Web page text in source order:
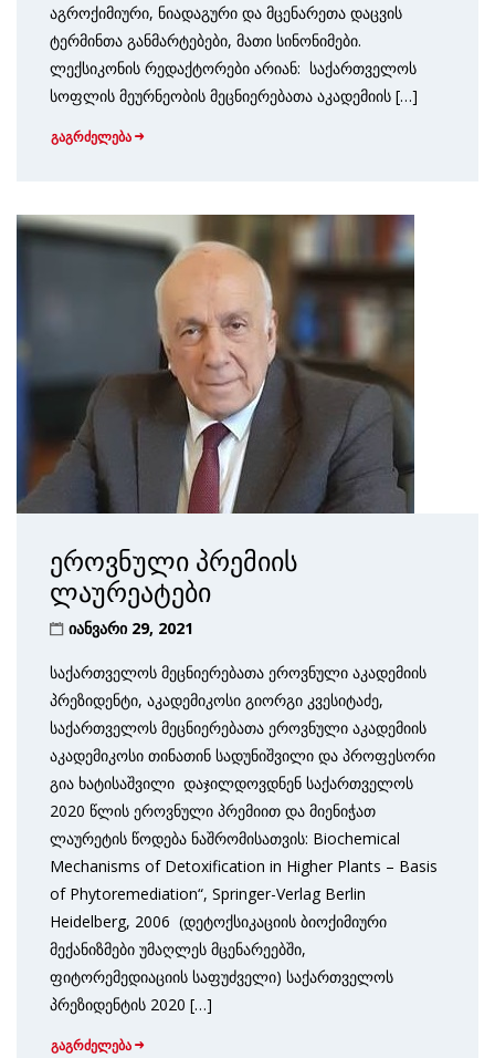
აგროქიმიური, ნიადაგური და მცენარეთა დაცვის
ტერმინთა განმარტებები, მათი სინონიმები.
ლექსიკონის რედაქტორები არიან: საქართველოს
სოფლის მეურნეობის მეცნიერებათა აკადემიის […]
გაგრძელება
ეროვნული პრემიის
ლაურეატები
იანვარი 29, 2021
საქართველოს მეცნიერებათა ეროვნული აკადემიის
პრეზიდენტი, აკადემიკოსი გიორგი კვესიტაძე,
საქართველოს მეცნიერებათა ეროვნული აკადემიის
აკადემიკოსი თინათინ სადუნიშვილი და პროფესორი
გია ხატისაშვილი დაჯილდოვდნენ საქართველოს
2020 წლის ეროვნული პრემიით და მიენიჭათ
ლაურეტის წოდება ნაშრომისათვის: Biochemical
Mechanisms of Detoxification in Higher Plants – Basis
of Phytoremediation“, Springer-Verlag Berlin
Heidelberg, 2006 (დეტოქსიკაციის ბიოქიმიური
მექანიზმები უმაღლეს მცენარეებში,
ფიტორემედიაციის საფუძველი) საქართველოს
პრეზიდენტის 2020 […]
გაგრძელება